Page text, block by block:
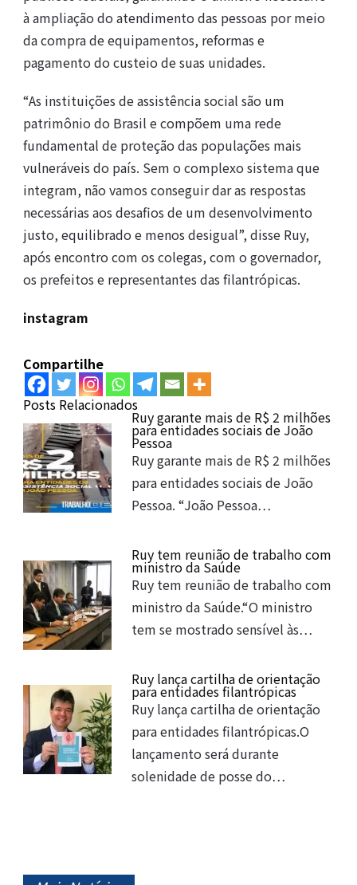
à ampliação do atendimento das pessoas por meio
da compra de equipamentos, reformas e
pagamento do custeio de suas unidades.
“As instituições de assistência social são um
patrimônio do Brasil e compõem uma rede
fundamental de proteção das populações mais
vulneráveis do país. Sem o complexo sistema que
integram, não vamos conseguir dar as respostas
necessárias aos desafios de um desenvolvimento
justo, equilibrado e menos desigual”, disse Ruy,
após encontro com os colegas, com o governador,
os prefeitos e representantes das filantrópicas.
instagram
Compartilhe
Posts Relacionados
Ruy garante mais de R$ 2 milhões
para entidades sociais de João
Pessoa
Ruy garante mais de R$ 2 milhões
para entidades sociais de João
Pessoa. “João Pessoa…
Ruy tem reunião de trabalho com
ministro da Saúde
Ruy tem reunião de trabalho com
ministro da Saúde.“O ministro
tem se mostrado sensível às…
Ruy lança cartilha de orientação
para entidades filantrópicas
Ruy lança cartilha de orientação
para entidades filantrópicas.O
lançamento será durante
solenidade de posse do…